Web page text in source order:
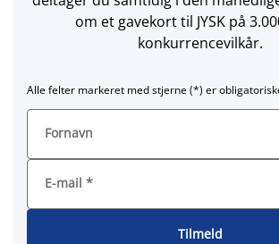
om et gavekort til JYSK på
konkurrencevilkår.
Alle felter markeret med stjerne (*) er
Fornavn
E-mail *
Tilmeld